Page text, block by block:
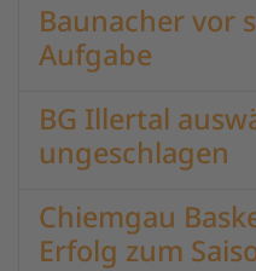
Baunacher vor
Aufgabe
BG Illertal
ungeschlagen
Chiemgau
Erfolg zum